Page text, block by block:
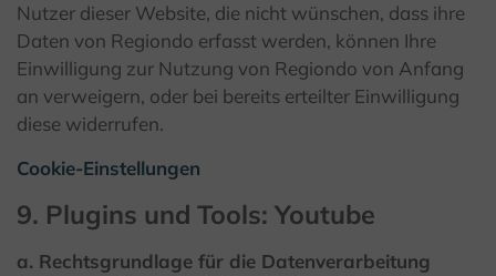
Nutzer dieser Website, die nicht wünschen, dass ihre
Daten von Regiondo erfasst werden, können Ihre
Einwilligung zur Nutzung von Regiondo von Anfang
an verweigern, oder bei bereits erteilter Einwilligung
diese widerrufen.
Cookie-Einstellungen
9. Plugins und Tools: Youtube
a. Rechtsgrundlage für die Datenverarbeitung